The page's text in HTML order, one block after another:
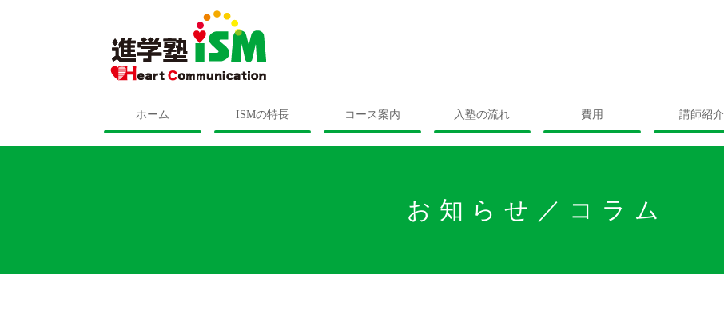
ホーム ISMの特長 コース案内 入塾の流れ 費用 講師紹介
お知らせ／コラム